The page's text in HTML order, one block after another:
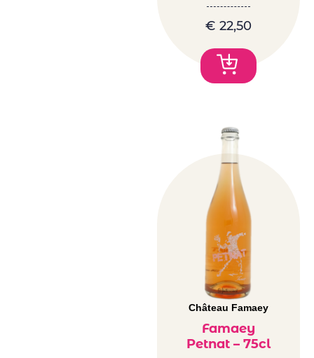
€ 22,50
Château Famaey
Famaey
Petnat – 75cl